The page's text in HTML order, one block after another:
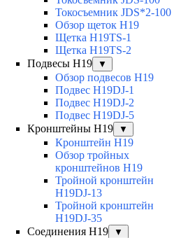
Токосъемник JDS*2-100
Обзор щеток H19
Щетка H19TS-1
Щетка H19TS-2
Подвесы H19
▼
Обзор подвесов H19
Подвес H19DJ-1
Подвес H19DJ-2
Подвес H19DJ-5
Кронштейны H19
▼
Кронштейн H19
Обзор тройных
кронштейнов H19
Тройной кронштейн
H19DJ-13
Тройной кронштейн
H19DJ-35
Соединения H19
▼